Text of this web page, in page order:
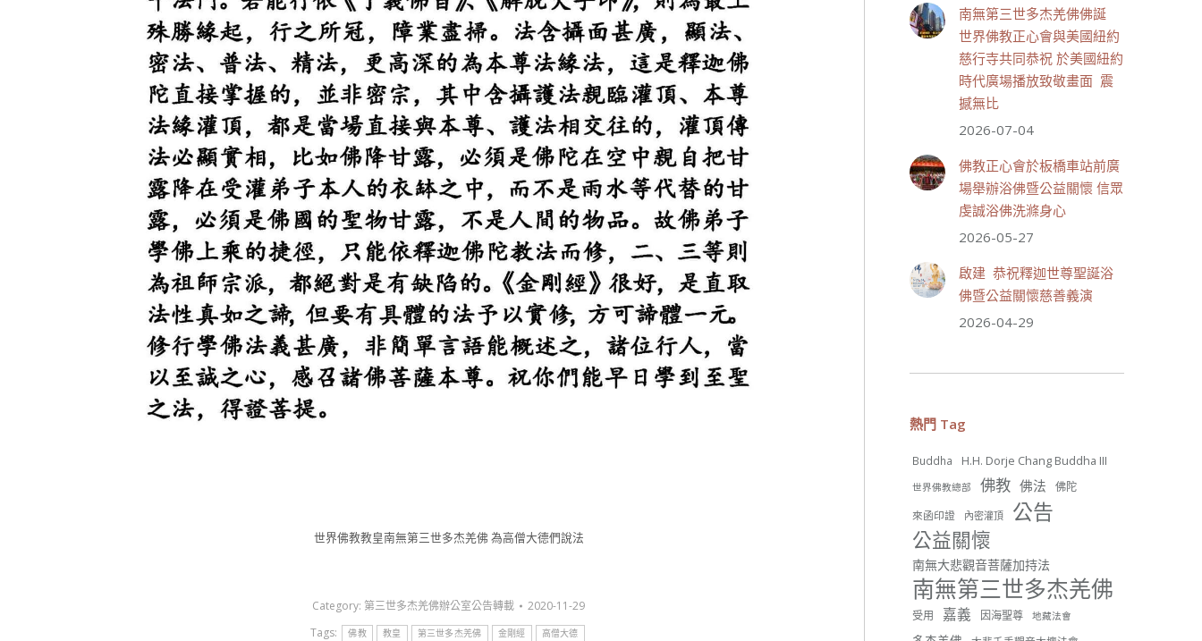
世界佛教教皇南無第三世多杰羌佛 為高僧大德們說法
Category: 第三世多杰羌佛辦公室公告轉載
2020-11-29
Tags:
佛教 教皇 第三世多杰羌佛 金剛經 高僧大德
週日（7/19）將於世界佛教正
心會金龜山三寶殿... 觀看更多
分享
世界佛教正心會
週日（7/19）將於世界佛教正
心會金龜山三寶殿... 觀看更多
世界佛教正心會
June 22, 2026, 10:11 AM
[世界佛教正心會 新聞報導]
正心會行善列車開向花蓮基
隆， 關心榮民、榮眷及遺孤！
#正心會
#新北記者職業工會
#基隆榮服處
南無第三世多杰羌佛佛誕
世界佛教正心會與美國紐約
慈行寺共同恭祝 於美國紐約
時代廣場播放致敬畫面 震
撼無比
2026-07-04
佛教正心會於板橋車站前廣
場舉辦浴佛暨公益關懷 信眾
虔誠浴佛洗滌身心
2026-05-27
啟建 恭祝釋迦世尊聖誕浴
佛暨公益關懷慈善義演
2026-04-29
熱門 Tag
Buddha H.H. Dorje Chang Buddha III
世界佛教總部 佛教 佛法 佛陀
來函印證 內密灌頂 公告
公益關懷
南無大悲觀音菩薩加持法
南無第三世多杰羌佛
受用 嘉義 因海聖尊 地藏法會